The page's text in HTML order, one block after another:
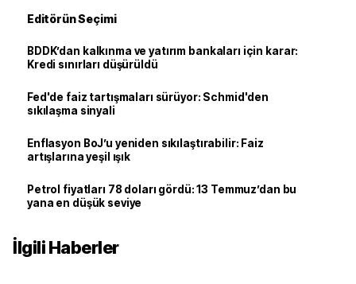
Editörün Seçimi
BDDK’dan kalkınma ve yatırım bankaları için karar:
Kredi sınırları düşürüldü
Fed'de faiz tartışmaları sürüyor: Schmid'den
sıkılaşma sinyali
Enflasyon BoJ’u yeniden sıkılaştırabilir: Faiz
artışlarına yeşil ışık
Petrol fiyatları 78 doları gördü: 13 Temmuz’dan bu
yana en düşük seviye
İlgili Haberler